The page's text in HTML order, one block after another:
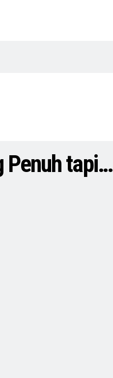
Penuh tapi…